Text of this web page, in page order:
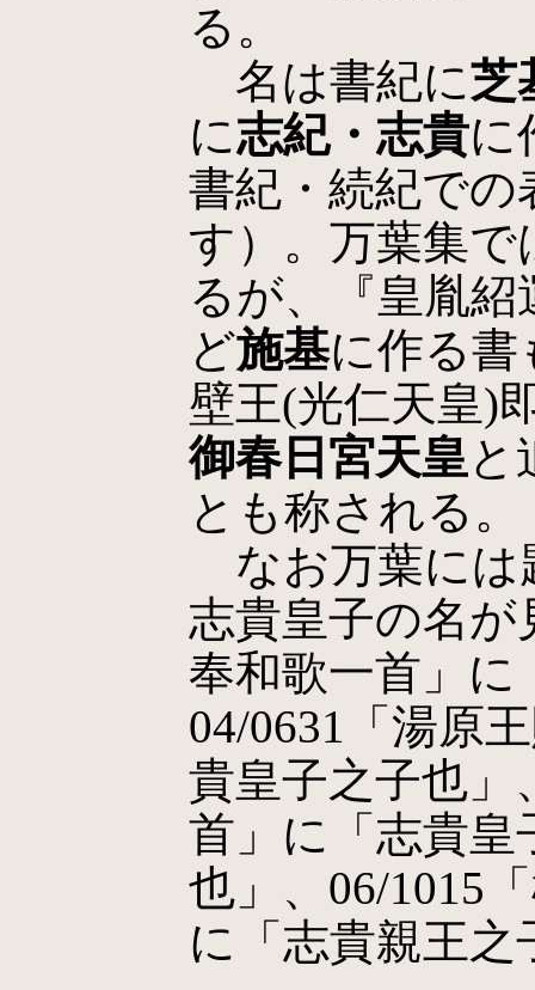
る。
名は書紀に芝
に志紀・志貴に
書紀・続紀での
す）。万葉集で
るが、『皇胤
ど施基に作る書
壁王(光仁天皇)
御春日宮天皇 と
とも称される。
なお万葉には
志貴皇子の名が
奉和歌一首」に
04/0631「湯原
貴皇子之子也」
首」に「志貴皇
也」、06/1015
に「志貴親王